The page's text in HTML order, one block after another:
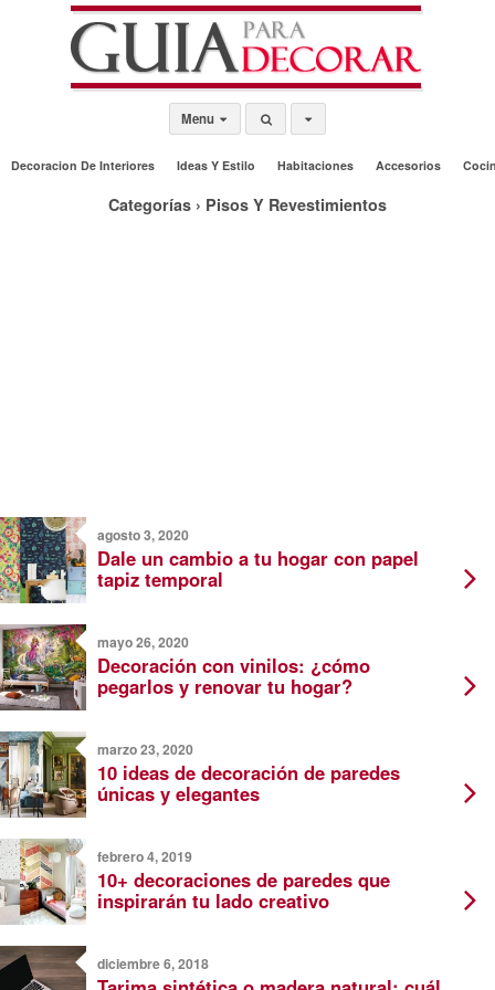
Menu
Decoracion De Interiores Ideas Y Estilo Habitaciones Accesorios
Categorías › Pisos Y Revestimientos
agosto 3, 2020
Dale un cambio a tu hogar con papel
tapiz temporal
mayo 26, 2020
Decoración con vinilos: ¿cómo
pegarlos y renovar tu hogar?
marzo 23, 2020
10 ideas de decoración de paredes
únicas y elegantes
febrero 4, 2019
10+ decoraciones de paredes que
inspirarán tu lado creativo
diciembre 6, 2018